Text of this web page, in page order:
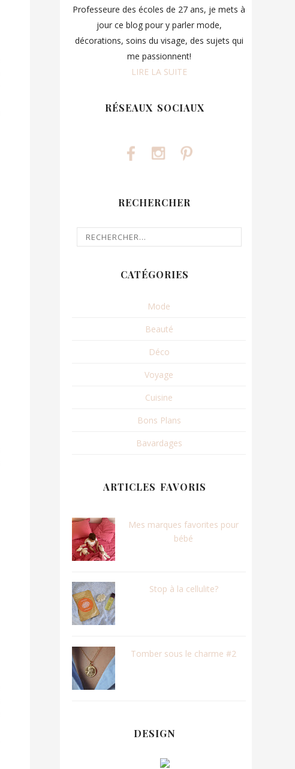
Professeure des écoles de 27 ans, je mets à
jour ce blog pour y parler mode,
décorations, soins du visage, des sujets qui
me passionnent!
LIRE LA SUITE
RÉSEAUX SOCIAUX
RECHERCHER
CATÉGORIES
Mode
Beauté
Déco
Voyage
Cuisine
Bons Plans
Bavardages
ARTICLES FAVORIS
Mes marques favorites pour
bébé
Stop à la cellulite?
Tomber sous le charme #2
DESIGN